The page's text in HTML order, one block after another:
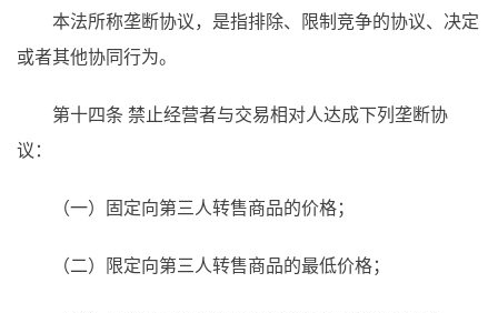
本法所称垄断协议，是指排除、限制竞争的协议、决定
或者其他协同行为。
第十四条 禁止经营者与交易相对人达成下列垄断协
议：
（一）固定向第三人转售商品的价格；
（二）限定向第三人转售商品的最低价格；